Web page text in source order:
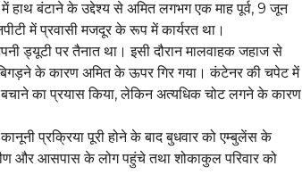
हाथ बंटाने के उद्देश्य से अमित लगभग एक माह पूर्व, 9 जून
में प्रवासी मजदूर के रूप में कार्यरत था।
ड्यूटी पर तैनात था। इसी दौरान मालवाहक जहाज से
के कारण अमित के ऊपर गिर गया। कंटेनर की चपेट में
का प्रयास किया, लेकिन अत्यधिक चोट लगने के कारण
प्रक्रिया पूरी होने के बाद बुधवार को एम्बुलेंस के
और आसपास के लोग पहुंचे तथा शोकाकुल परिवार को